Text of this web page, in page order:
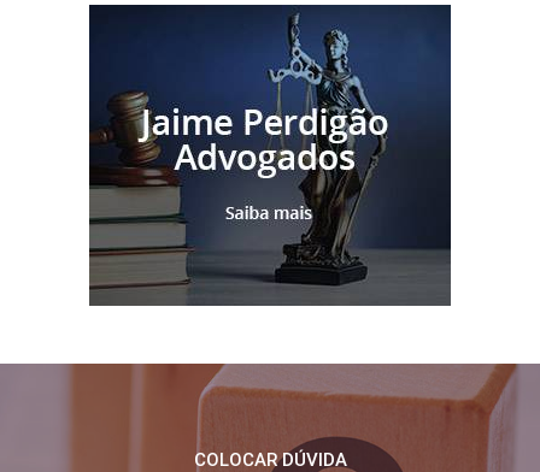
COLOCAR DÚVIDA